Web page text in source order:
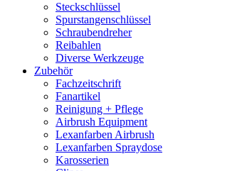
Steckschlüssel
Spurstangenschlüssel
Schraubendreher
Reibahlen
Diverse Werkzeuge
Zubehör
Fachzeitschrift
Fanartikel
Reinigung + Pflege
Airbrush Equipment
Lexanfarben Airbrush
Lexanfarben Spraydose
Karosserien